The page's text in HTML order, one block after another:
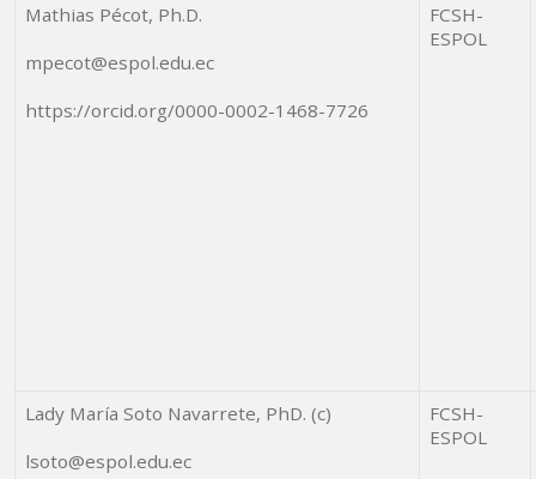
Mathias Pécot, Ph.D.
mpecot@espol.edu.ec
https://orcid.org/0000-0002-1468-7726
FCSH-
ESPOL
Lady María Soto Navarrete, PhD. (c)
lsoto@espol.edu.ec
FCSH-
ESPOL